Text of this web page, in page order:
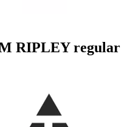
RIPLEY regular